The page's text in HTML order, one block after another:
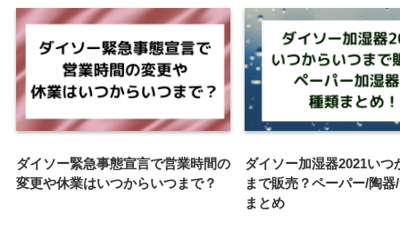
ダイソー緊急事態宣言で営業時間の
変更や休業はいつからいつまで？
ダイソー加湿器2021いつ
まで販売？ペーパー/陶
まとめ